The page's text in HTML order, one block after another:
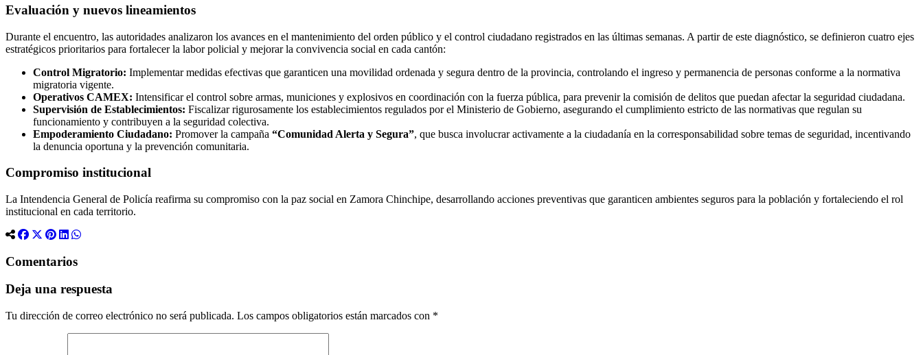
Evaluación y nuevos lineamientos
Durante el encuentro, las autoridades analizaron los avances en el mantenimiento del orden público y el control ciudadano registrados en las últimas semanas. A partir de este diagnóstico, se definieron cuatro ejes
estratégicos prioritarios para fortalecer la labor policial y mejorar la convivencia social en cada cantón:
Control Migratorio: Implementar medidas efectivas que garanticen una movilidad ordenada y segura dentro de la provincia, controlando el ingreso y permanencia de personas conforme a la normativa
migratoria vigente.
Operativos CAMEX: Intensificar el control sobre armas, municiones y explosivos en coordinación con la fuerza pública, para prevenir la comisión de delitos que puedan afectar la seguridad ciudadana.
Supervisión de Establecimientos: Fiscalizar rigurosamente los establecimientos regulados por el Ministerio de Gobierno, asegurando el cumplimiento estricto de las normativas que regulan su
funcionamiento y contribuyen a la seguridad colectiva.
Empoderamiento Ciudadano: Promover la campaña “Comunidad Alerta y Segura”, que busca involucrar activamente a la ciudadanía en la corresponsabilidad sobre temas de seguridad, incentivando
la denuncia oportuna y la prevención comunitaria.
Compromiso institucional
La Intendencia General de Policía reafirma su compromiso con la paz social en Zamora Chinchipe, desarrollando acciones preventivas que garanticen ambientes seguros para la población y fortaleciendo el rol
institucional en cada territorio.
Comentarios
Deja una respuesta
Tu dirección de correo electrónico no será publicada. Los campos obligatorios están marcados con *